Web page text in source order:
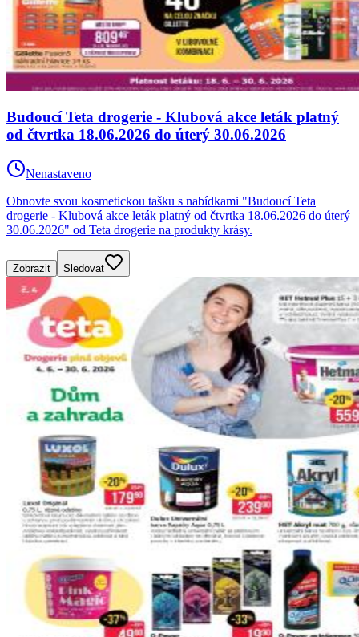
Budoucí Teta drogerie - Klubová akce leták platný
od čtvrtka 18.06.2026 do úterý 30.06.2026
Nenastaveno
Obnovte svou kosmetickou tašku s nabídkami "Budoucí Teta
drogerie - Klubová akce leták platný od čtvrtka 18.06.2026 do úterý
30.06.2026" od Teta drogerie na produkty krásy.
Zobrazit Sledovat